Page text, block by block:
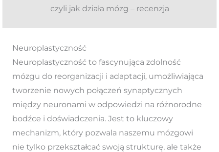
czyli jak działa mózg – recenzja
Neuroplastyczność
Neuroplastyczność to fascynująca zdolność
mózgu do reorganizacji i adaptacji, umożliwiająca
tworzenie nowych połączeń synaptycznych
między neuronami w odpowiedzi na różnorodne
bodźce i doświadczenia. Jest to kluczowy
mechanizm, który pozwala naszemu mózgowi
nie tylko przekształcać swoją strukturę, ale także